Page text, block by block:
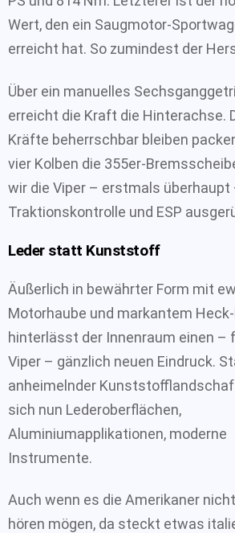
Wert, den ein Saugmotor-
erreicht hat. So zumindest der
Über ein manuelles
erreicht die Kraft die Hinterachse.
Kräfte beherrschbar bleiben
vier Kolben die 355er-
wir die Viper – erstmals überhaupt
Traktionskontrolle und ESP
Leder statt Kunststoff
Äußerlich in bewährter Form mit
Motorhaube und markantem
hinterlässt der Innenraum einen –
Viper – gänzlich neuen Eindruck.
anheimelnder
sich nun Lederoberflächen,
Aluminiumapplikationen, moderne
Instrumente.
Auch wenn es die Amerikaner
hören mögen, da steckt etwas